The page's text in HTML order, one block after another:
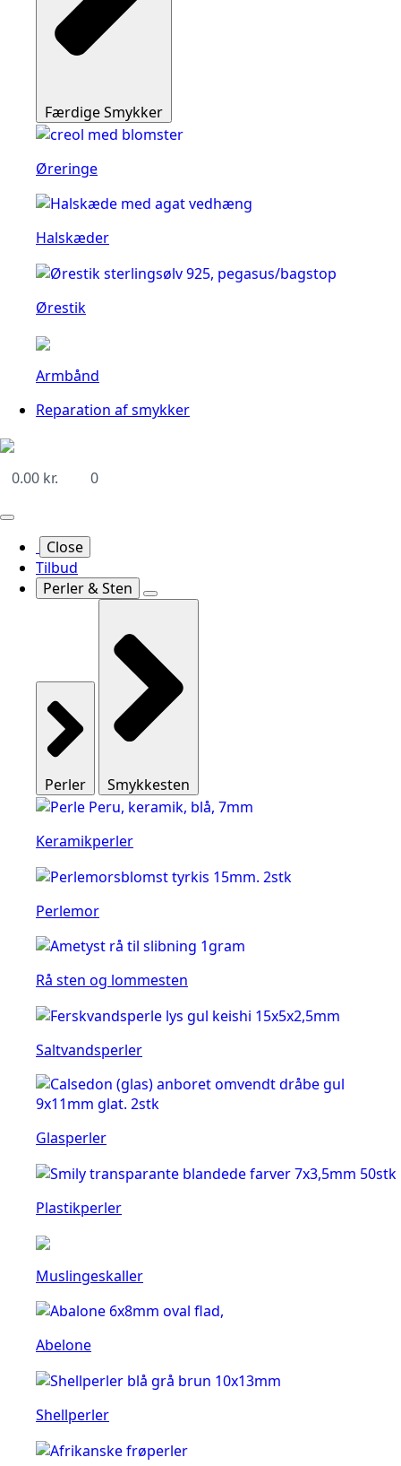
Færdige Smykker
Øreringe
Halskæder
Ørestik
Armbånd
Reparation af smykker
0.00 kr. 0
Close
Tilbud
Perler & Sten
Perler Smykkesten
Keramikperler
Perlemor
Rå sten og lommesten
Saltvandsperler
Glasperler
Plastikperler
Muslingeskaller
Abelone
Shellperler